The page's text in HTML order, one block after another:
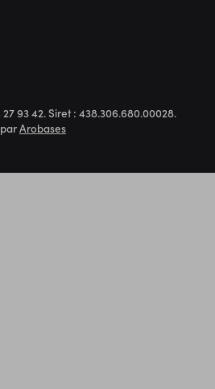
93 42. Siret : 438.306.680.00028.
Arobases